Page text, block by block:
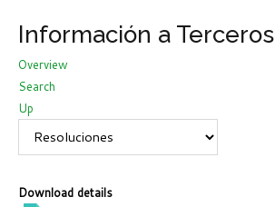
Información a Terceros
Overview
Search
Up
Download details